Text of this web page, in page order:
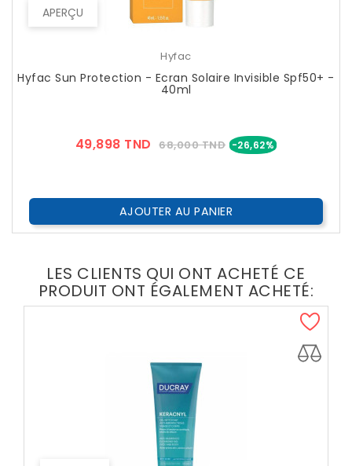
APERÇU
Hyfac
Hyfac Sun Protection - Ecran Solaire Invisible Spf50+ -
40ml
49,898 TND Prix
68,000 TND -26,62%Prix
AJOUTER AU PANIER
LES CLIENTS QUI ONT ACHETÉ CE
PRODUIT ONT ÉGALEMENT ACHETÉ: